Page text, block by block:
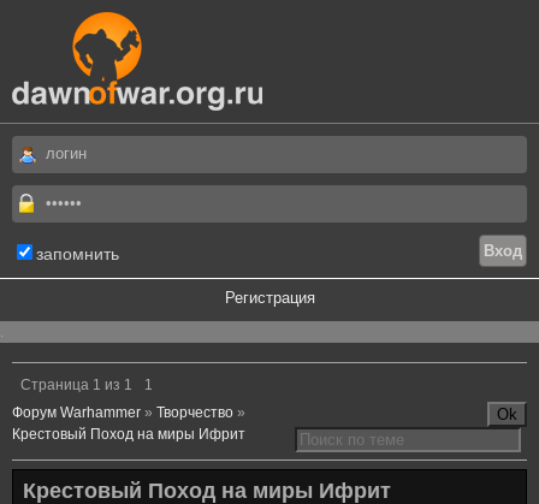
запомнить
Регистрация
.
Страница 1 из 1
1
Форум Warhammer » Творчество »
Крестовый Поход на миры Ифрит
Крестовый Поход на миры Ифрит